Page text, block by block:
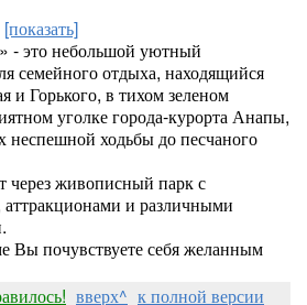
[показать]
- это небольшой уютный
семейного отдыха, находящийся
и Горького, в тихом зеленом
уголке города-курорта Анапы,
неспешной ходьбы до песчаного
через живописный парк с
и различными
Вы почувствуете себя желанным
вверх^ к полной версии